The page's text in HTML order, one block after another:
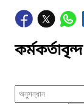
কর্মকর্তাবৃন্দ